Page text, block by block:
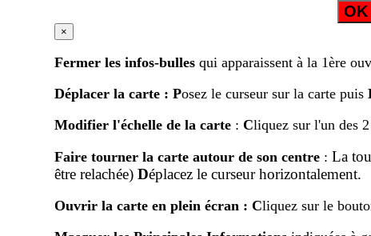
OK
×
Fermer les infos-bulles qui apparaissent à la 1ère
Déplacer la carte: Posez le curseur sur la carte puis
Modifier l'échelle de la carte : Cliquez sur l'un des
Faire tourner la carte autour de son centre : La
être relachée) Déplacez le curseur horizontalement.
Ouvrir la carte en plein écran : Cliquez sur le